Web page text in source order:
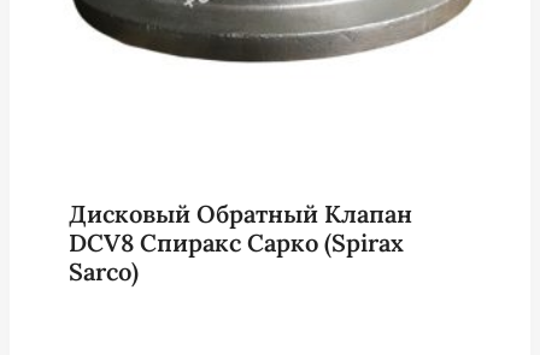
Дисковый Обратный Клапан
DCV8 Спиракс Сарко (Spirax
Sarco)